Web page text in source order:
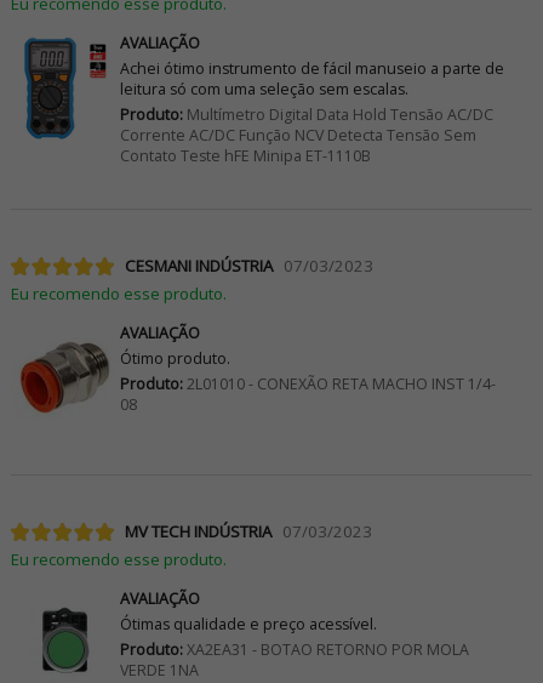
AVALIAÇÃO
Achei ótimo instrumento de fácil manuseio a parte de
leitura só com uma seleção sem escalas.
Produto:Multímetro Digital Data Hold Tensão AC/DC
Corrente AC/DC Função NCV Detecta Tensão Sem
Contato Teste hFE Minipa ET-1110B
CESMANI INDÚSTRIA 07/03/2023
Eu recomendo esse produto.
AVALIAÇÃO
Ótimo produto.
Produto:2L01010 - CONEXÃO RETA MACHO INST 1/4-
08
MV TECH INDÚSTRIA 07/03/2023
Eu recomendo esse produto.
AVALIAÇÃO
Ótimas qualidade e preço acessível.
Produto:XA2EA31 - BOTAO RETORNO POR MOLA
VERDE 1NA